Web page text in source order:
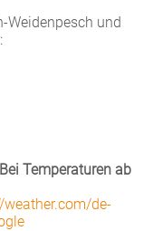
Weidenpesch und
Temperaturen ab
weather.com/de-